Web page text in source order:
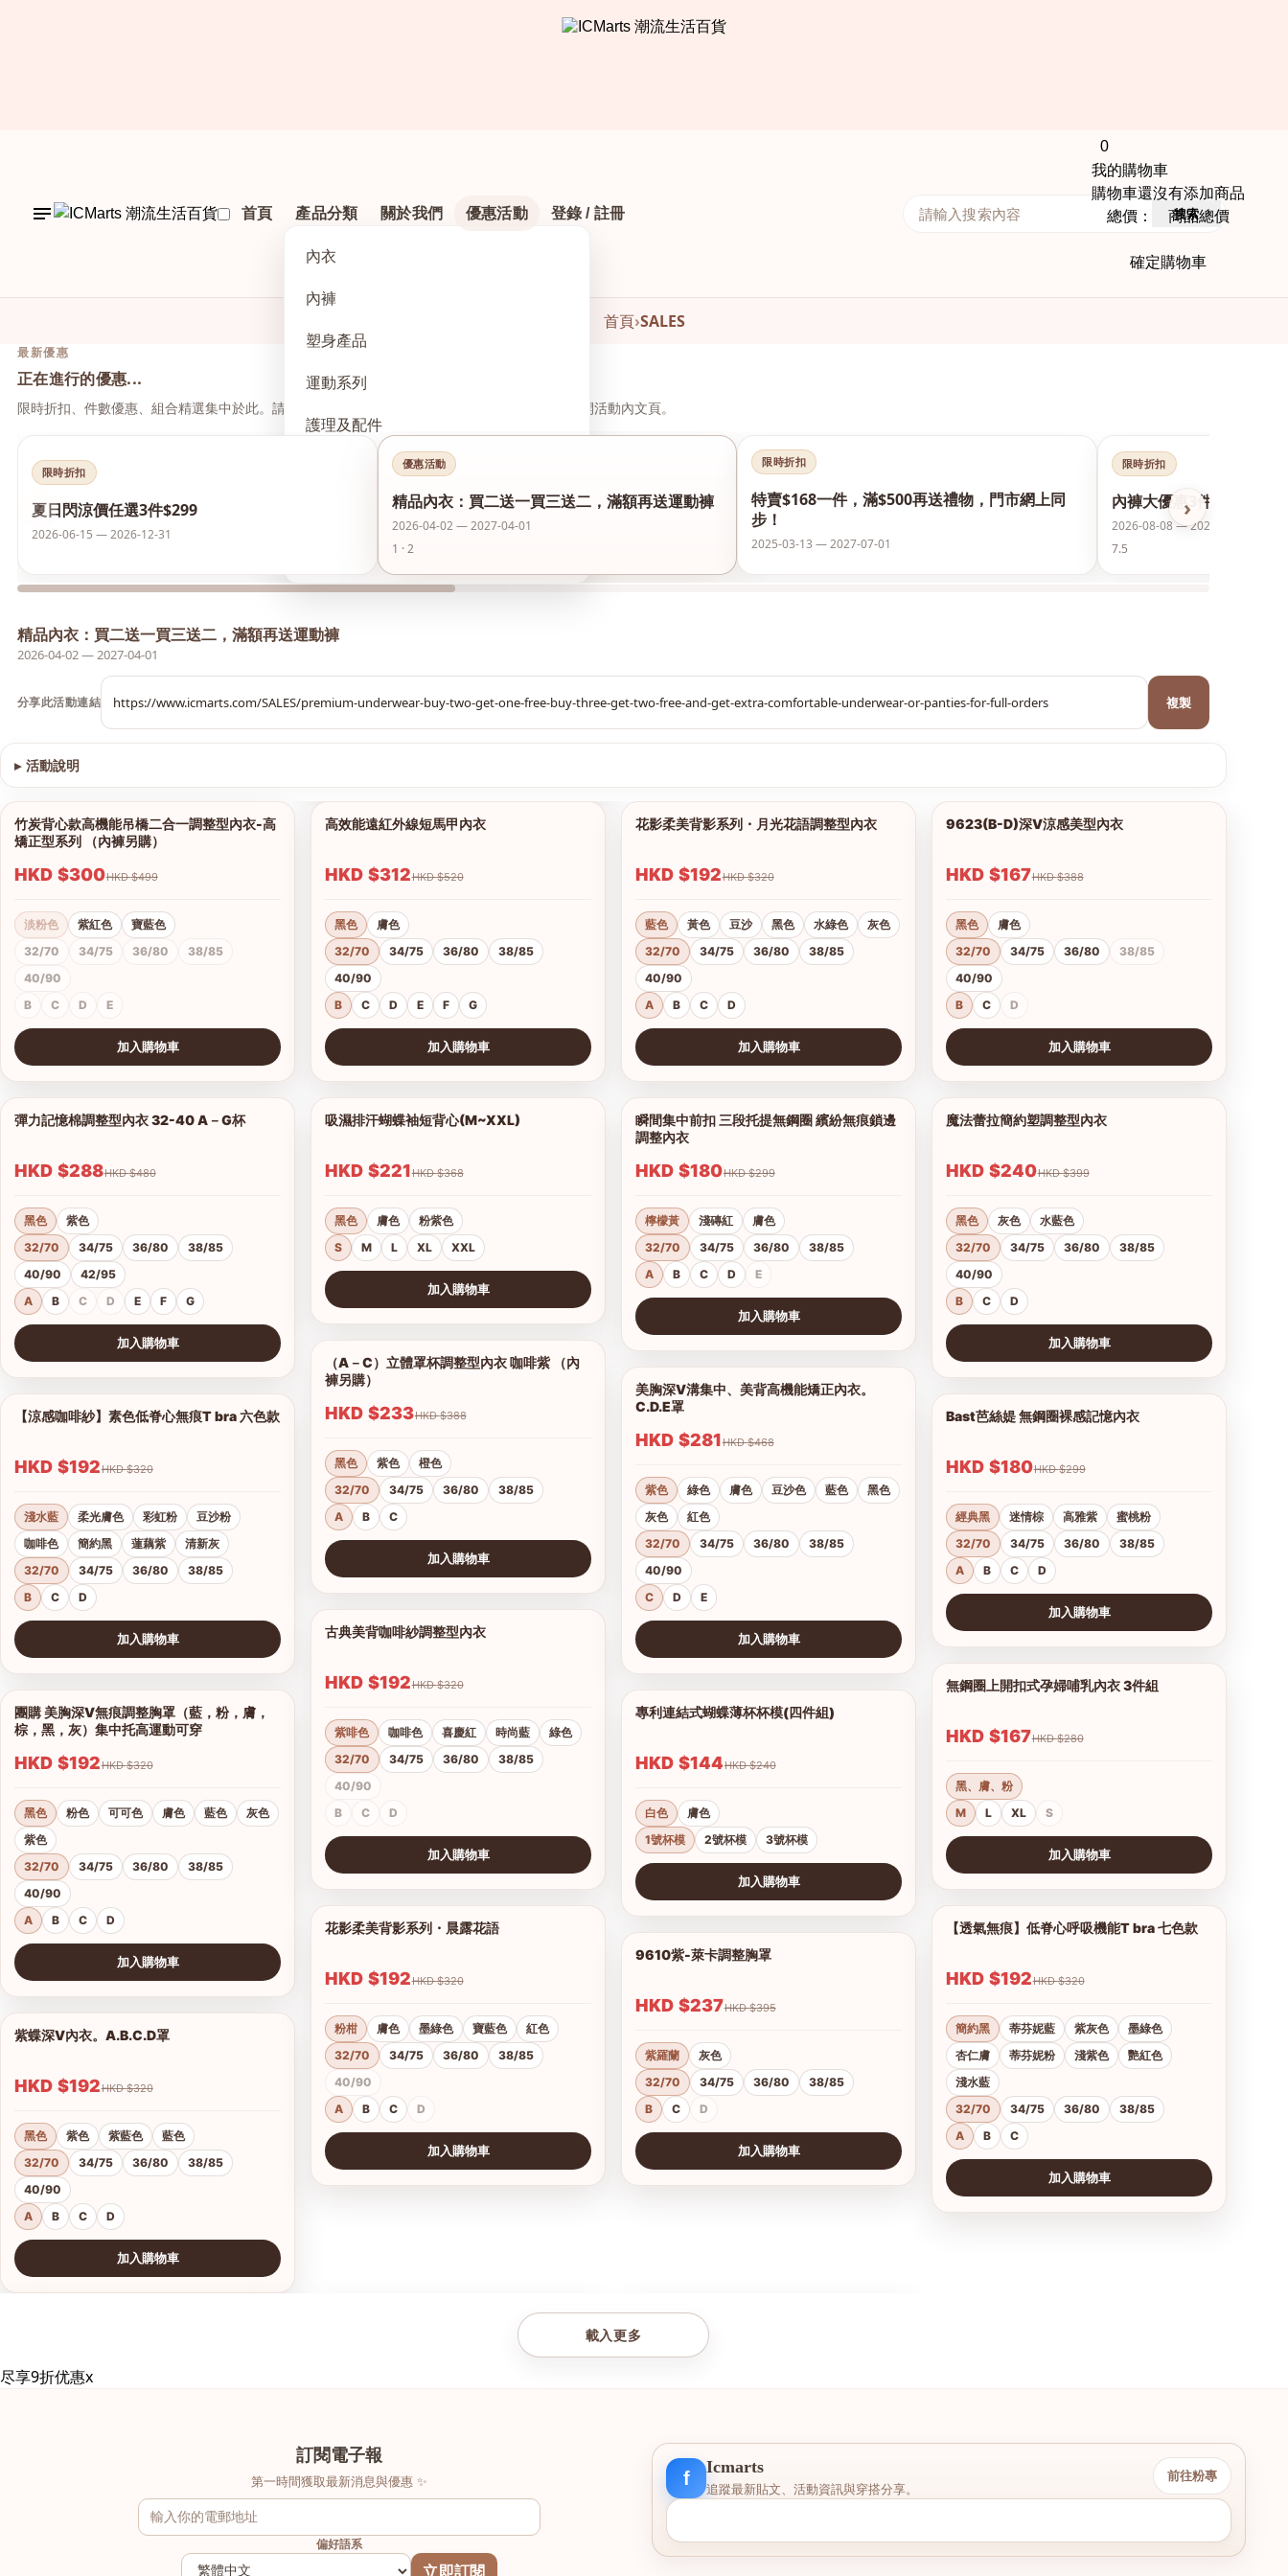
首頁 產品分類
內衣
內褲
塑身產品
運動系列
護理及配件
夏日閃涼價 任選3件$299
關於我們 優惠活動 登錄 / 註冊
0
我的購物車
購物車還沒有添加商品
總價： 商品總價
確定購物車
搜索
首頁›SALES
最新優惠
正在進行的優惠...
限時折扣、件數優惠、組合精選集中於此。請先點上方活動，再於本頁下方瀏覽與下單，無需另開活動內文頁。
‹ ›
限時折扣
夏日閃涼價任選3件$299
2026-06-15 — 2026-12-31
優惠活動
精品內衣：買二送一買三送二，滿額再送運動褲
2026-04-02 — 2027-04-01
1 · 2
限時折扣
特賣$168一件，滿$500再送禮物，門市網上同
步！
2025-03-13 — 2027-07-01
限時折扣
內褲大優惠3件75折
2026-08-08 — 2028-08-08
7.5
精品內衣：買二送一買三送二，滿額再送運動褲
2026-04-02 — 2027-04-01
分享此活動連結 複製
▸ 活動說明
1/13
查看圖片
竹炭背心款高機能吊橋二合一調整型內衣-高
矯正型系列 （內褲另購）
HKD $300 HKD $499
淡粉色 紫紅色
寶藍色
32/70
34/75 36/80
38/85
40/90
B
C D E
加入購物車
彈力記憶棉調整型內衣 32-40 A－G杯
HKD $288 HKD $480
黑色
紫色
32/70
34/75 36/80
38/85
40/90
42/95
A
B C D E F G
加入購物車
1/18
【涼感咖啡紗】素色低脊心無痕T bra 六色款
HKD $192 HKD $320
淺水藍 柔光膚色 彩虹粉
豆沙粉
咖啡色
簡約黑 蓮藕紫
清新灰
32/70
34/75 36/80
38/85
B
C D
加入購物車
1/17
團購 美胸深V無痕調整胸罩（藍，粉，膚，
棕，黑，灰）集中托高運動可穿
HKD $192 HKD $320
黑色 粉色 可可色 膚色 藍色
灰色
紫色
32/70
34/75 36/80
38/85
40/90
A
B C D
加入購物車
紫蝶深V內衣。A.B.C.D罩
HKD $192 HKD $320
黑色 紫色 紫藍色
藍色
32/70
34/75 36/80
38/85
40/90
A
B C D
加入購物車
高效能遠紅外線短馬甲內衣
HKD $312 HKD $520
黑色
膚色
32/70
34/75 36/80
38/85
40/90
B
C D E F G
加入購物車
吸濕排汗蝴蝶袖短背心(M~XXL)
HKD $221 HKD $368
黑色 膚色
粉紫色
S
M L XL XXL
加入購物車
1/5
（A－C）立體罩杯調整型內衣 咖啡紫 （內
褲另購）
HKD $233 HKD $388
黑色 紫色
橙色
32/70
34/75 36/80
38/85
A
B C
加入購物車
古典美背咖啡紗調整型內衣
HKD $192 HKD $320
紫啡色 咖啡色 喜慶紅 時尚藍
綠色
32/70
34/75 36/80
38/85
40/90
B
C D
加入購物車
花影柔美背影系列・晨露花語
HKD $192 HKD $320
粉柑 膚色 墨綠色 寶藍色
紅色
32/70
34/75 36/80
38/85
40/90
A
B C D
加入購物車
1/18
花影柔美背影系列・月光花語調整型內衣
HKD $192 HKD $320
藍色 黃色 豆沙 黑色 水綠色
灰色
32/70
34/75 36/80
38/85
40/90
A
B C D
加入購物車
1/9
瞬間集中前扣 三段托提無鋼圈 繽紛無痕鎖邊
調整內衣
HKD $180 HKD $299
檸檬黃 淺磚紅
膚色
32/70
34/75 36/80
38/85
A
B C D E
加入購物車
美胸深V溝集中、美背高機能矯正內衣。
C.D.E罩
HKD $281 HKD $468
紫色 綠色 膚色 豆沙色 藍色
黑色
灰色
紅色
32/70
34/75 36/80
38/85
40/90
C
D E
加入購物車
專利連結式蝴蝶薄杯杯模(四件組)
HKD $144 HKD $240
白色
膚色
1號杯模
2號杯模 3號杯模
加入購物車
9610紫-萊卡調整胸罩
HKD $237 HKD $395
紫羅蘭
灰色
32/70
34/75 36/80
38/85
B
C D
加入購物車
9623(B-D)深V涼感美型內衣
HKD $167 HKD $388
黑色
膚色
32/70
34/75 36/80
38/85
40/90
B
C D
加入購物車
魔法蕾拉簡約塑調整型內衣
HKD $240 HKD $399
黑色 灰色
水藍色
32/70
34/75 36/80
38/85
40/90
B
C D
加入購物車
Bast芭絲媞 無鋼圈裸感記憶內衣
HKD $180 HKD $299
經典黑 迷情棕 高雅紫
蜜桃粉
32/70
34/75 36/80
38/85
A
B C D
加入購物車
無鋼圈上開扣式孕婦哺乳內衣 3件組
HKD $167 HKD $280
黑、膚、粉
M
L XL S
加入購物車
1/28
【透氣無痕】低脊心呼吸機能T bra 七色款
HKD $192 HKD $320
簡約黑 蒂芬妮藍 紫灰色
墨綠色
杏仁膚
蒂芬妮粉 淺紫色
艷紅色
淺水藍
32/70
34/75 36/80
38/85
A
B C
加入購物車
載入更多
尽享9折优惠x
訂閱電子報
第一時間獲取最新消息與優惠 ✨
偏好語系
立即訂閱
f
Icmarts
追蹤最新貼文、活動資訊與穿搭分享。
前往粉專